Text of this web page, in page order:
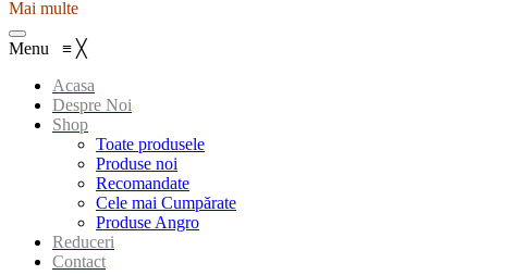
Mai multe
Menu ≡ ╳
Acasa
Despre Noi
Shop
Toate produsele
Produse noi
Recomandate
Cele mai Cumpărate
Produse Angro
Reduceri
Contact